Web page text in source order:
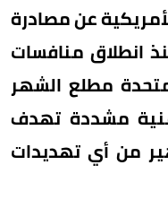
عن مصادرة
انطلاق منافسات
مطلع الشهر
مشددة تهدف
من أي تهديدات